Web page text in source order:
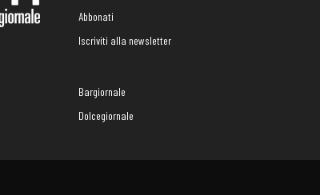
Abbonati
Iscriviti alla newsletter
Bargiornale
Dolcegiornale